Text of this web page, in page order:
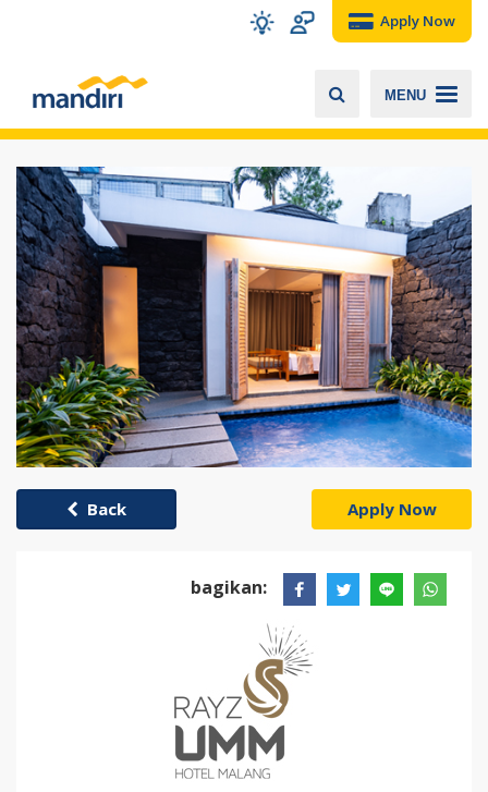
Apply Now
MENU
Back Apply Now
bagikan: